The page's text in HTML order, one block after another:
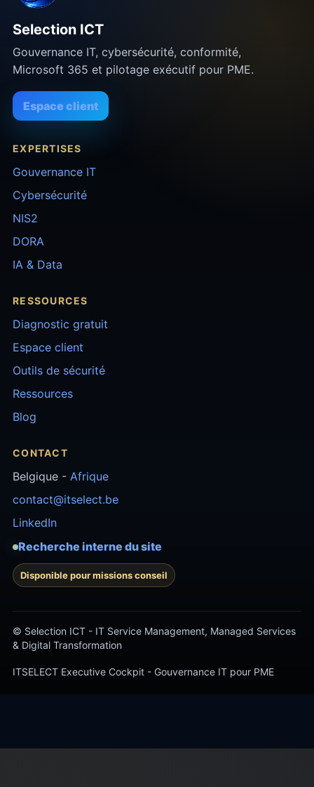
Selection ICT
Gouvernance IT, cybersécurité, conformité,
Microsoft 365 et pilotage exécutif pour PME.
Espace client
EXPERTISES
Gouvernance IT
Cybersécurité
NIS2
DORA
IA & Data
RESSOURCES
Diagnostic gratuit
Espace client
Outils de sécurité
Ressources
Blog
CONTACT
Belgique - Afrique
contact@itselect.be
LinkedIn
Recherche interne du site
Disponible pour missions conseil
© Selection ICT - IT Service Management, Managed Services
& Digital Transformation
ITSELECT Executive Cockpit - Gouvernance IT pour PME